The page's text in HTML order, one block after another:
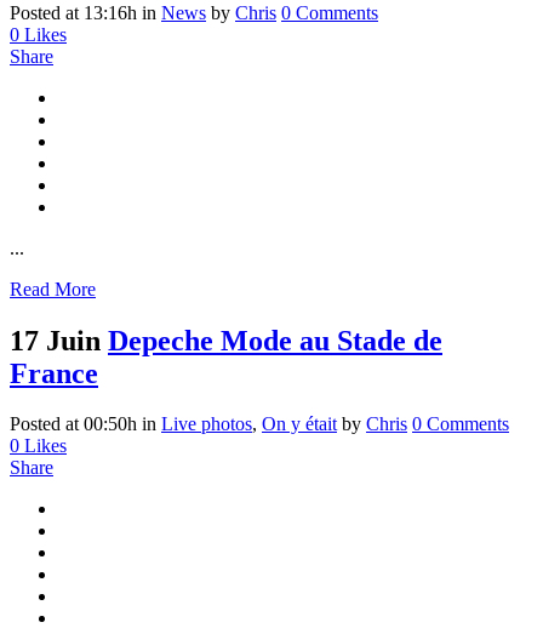
Posted at 13:16h in News by Chris 0 Comments
0 Likes
Share
...
Read More
17 Juin Depeche Mode au Stade de
France
Posted at 00:50h in Live photos, On y était by Chris 0 Comments
0 Likes
Share